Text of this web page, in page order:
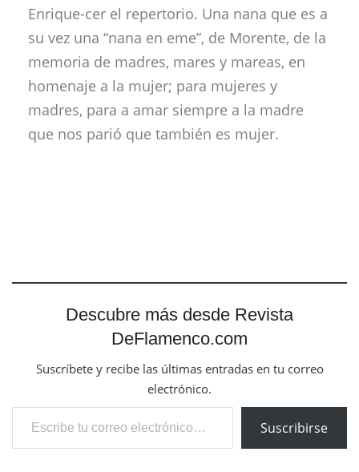
Enrique-cer el repertorio. Una nana que es a
su vez una “nana en eme”, de Morente, de la
memoria de madres, mares y mareas, en
homenaje a la mujer; para mujeres y
madres, para a amar siempre a la madre
que nos parió que también es mujer.
Descubre más desde Revista
DeFlamenco.com
Suscríbete y recibe las últimas entradas en tu correo
electrónico.
Escribe tu correo electrónico…
Suscribirse